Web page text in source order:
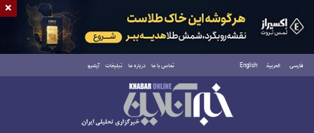
فارسی العربية English تماس با ما درباره ما تبلیغات آرشیو
دوشنبه ۱۹ مرداد ۱۴۰۵
×